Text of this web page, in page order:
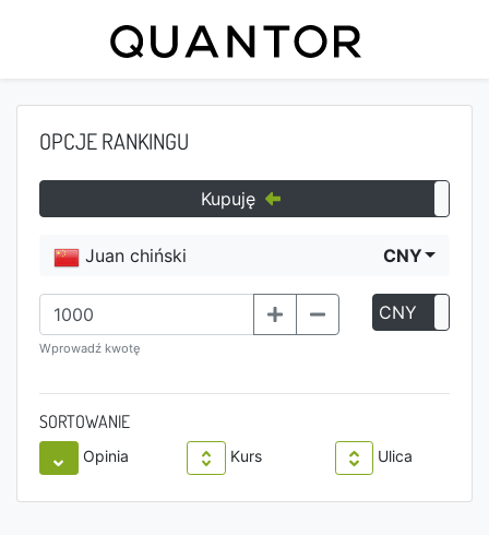
OPCJE RANKINGU
Kupuję
Juan chiński CNY
Wprowadź kwotę
CNY
SORTOWANIE
Opinia Kurs Ulica